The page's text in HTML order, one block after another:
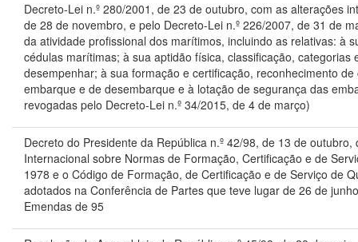
Decreto-Lei n.º 280/2001, de 23 de outubro, com as alterações
de 28 de novembro, e pelo Decreto-Lei n.º 226/2007, de 31 de
da atividade profissional dos marítimos, incluindo as relativas: à
cédulas marítimas; à sua aptidão física, classificação, categorias
desempenhar; à sua formação e certificação, reconhecimento
embarque e de desembarque e à lotação de segurança das
revogadas pelo Decreto-Lei n.º 34/2015, de 4 de março)
Decreto do Presidente da República n.º 42/98, de 13 de
Internacional sobre Normas de Formação, Certificação e de
1978 e o Código de Formação, de Certificação e de Serviço de
adotados na Conferência de Partes que teve lugar de 26 de
Emendas de 95